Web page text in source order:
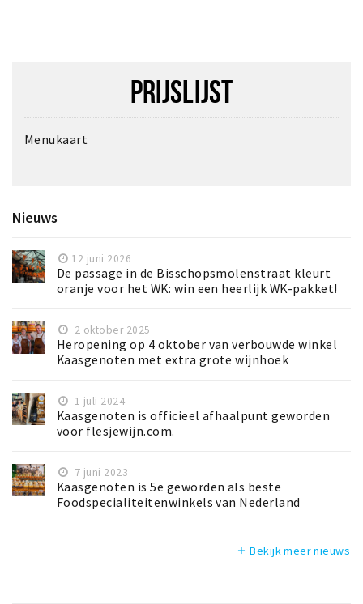
PRIJSLIJST
Menukaart
Nieuws
12 juni 2026
De passage in de Bisschopsmolenstraat kleurt
oranje voor het WK: win een heerlijk WK-pakket!
2 oktober 2025
Heropening op 4 oktober van verbouwde winkel
Kaasgenoten met extra grote wijnhoek
1 juli 2024
Kaasgenoten is officieel afhaalpunt geworden
voor flesjewijn.com.
7 juni 2023
Kaasgenoten is 5e geworden als beste
Foodspecialiteitenwinkels van Nederland
add Bekijk meer nieuws